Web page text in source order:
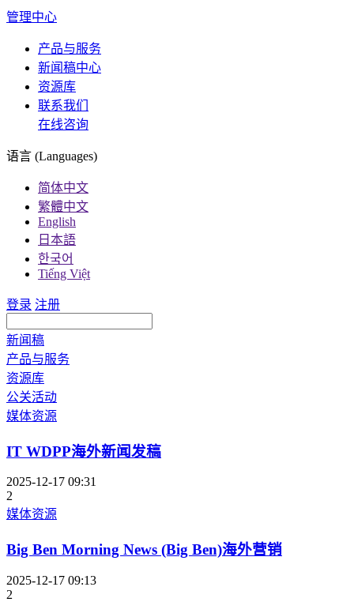
管理中心
产品与服务
新闻稿中心
资源库
联系我们
在线咨询
语言 (Languages)
简体中文
繁體中文
English
日本語
한국어
Tiếng Việt
登录 注册
新闻稿
产品与服务
资源库
公关活动
媒体资源
IT WDPP海外新闻发稿
2025-12-17 09:31
2
媒体资源
Big Ben Morning News (Big Ben)海外营销
2025-12-17 09:13
2